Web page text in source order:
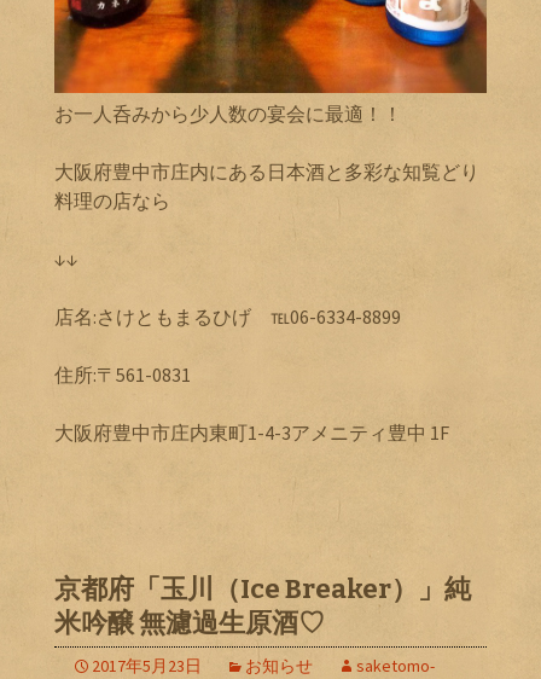
お一人呑みから少人数の宴会に最適！！
大阪府豊中市庄内にある日本酒と多彩な知覧どり
料理の店なら
↓↓
店名:さけともまるひげ ℡06-6334-8899
住所:〒561-0831
大阪府豊中市庄内東町1-4-3アメニティ豊中 1F
京都府「玉川（Ice Breaker）」純
米吟醸 無濾過生原酒♡
2017年5月23日 お知らせ
saketomo-